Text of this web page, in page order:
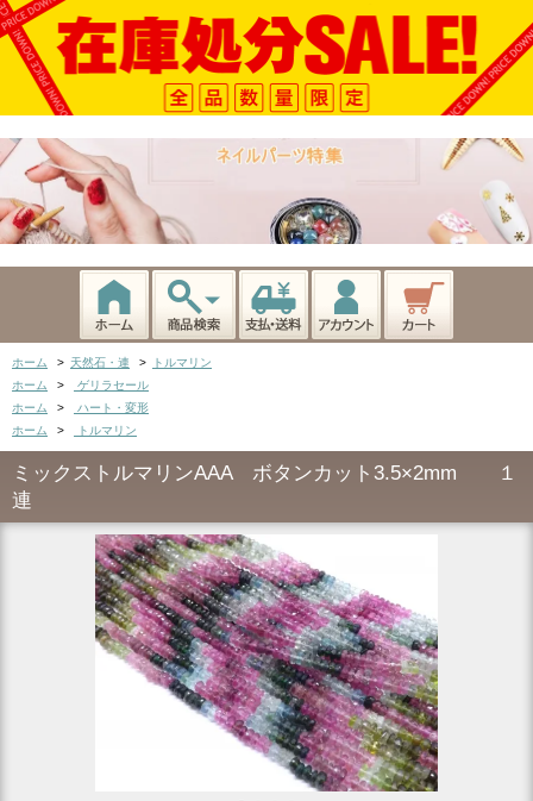
ホーム > 天然石・連 >
トルマリン
ホーム
>
ゲリラセール
ホーム
>
ハート・変形
ホーム
> トルマリン
ミックストルマリンAAA ボタンカット3.5×2mm １
連